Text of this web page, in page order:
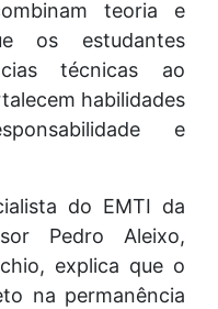
teoria e
os estudantes
técnicas ao
habilidades
e
do EMTI da
Pedro Aleixo,
explica que o
na permanência